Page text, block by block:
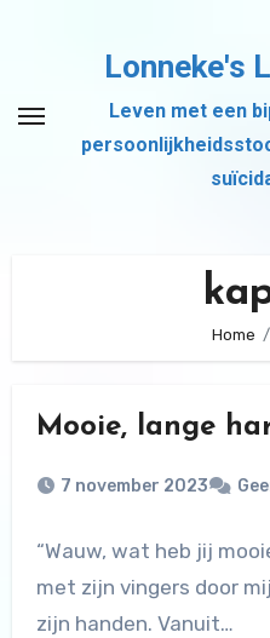
inhoud
Lonneke's
Leven met een
Home
Mooie, lange
7 november 2023
“Wauw, wat heb jij
met zijn vingers door
zijn handen. Vanuit…